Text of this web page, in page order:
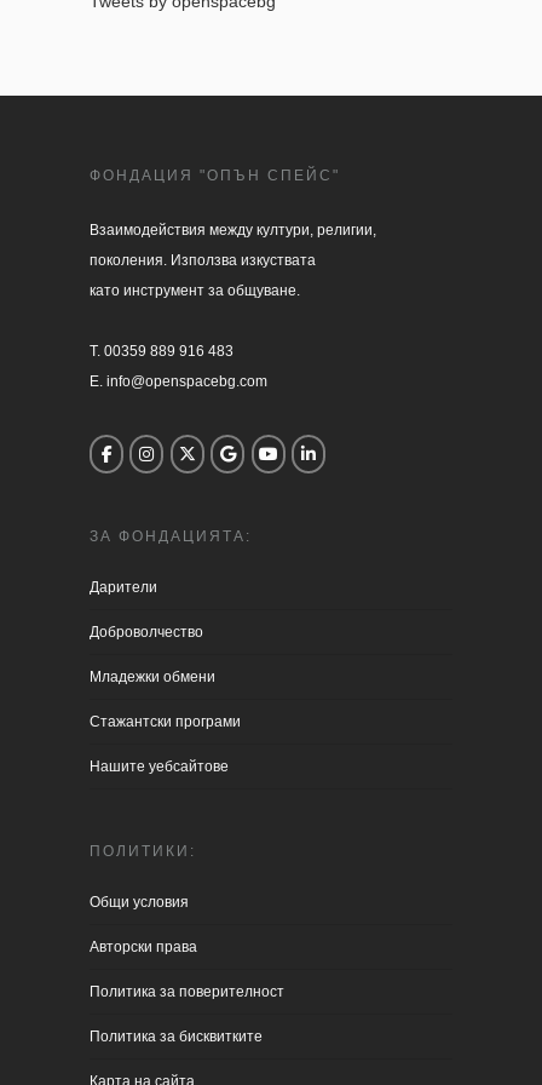
ФОНДАЦИЯ "ОПЪН СПЕЙС"
Взаимодействия между култури, религии,
поколения. Използва изкуствата
като инструмент за общуване.
T. 00359 889 916 483
E. info@openspacebg.com
ЗА ФОНДАЦИЯТА:
Дарители
Доброволчество
Младежки обмени
Стажантски програми
Нашите уебсайтове
ПОЛИТИКИ:
Общи условия
Aвторски права
Политика за поверителност
Политика за бисквитките
Карта на сайта